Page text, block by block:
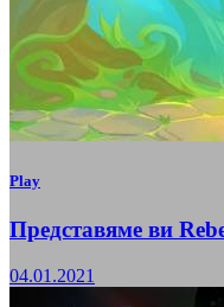
Play
Представяме ви
04.01.2021